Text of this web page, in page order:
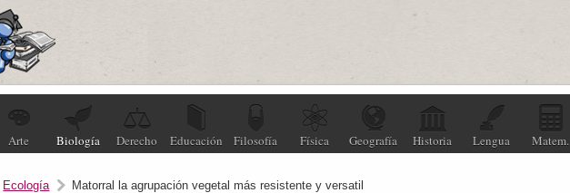
Arte Biología Derecho Educación Filosofía Física Geografía Historia Lengua Matem.
Ecología Matorral la agrupación vegetal más resistente y versatil